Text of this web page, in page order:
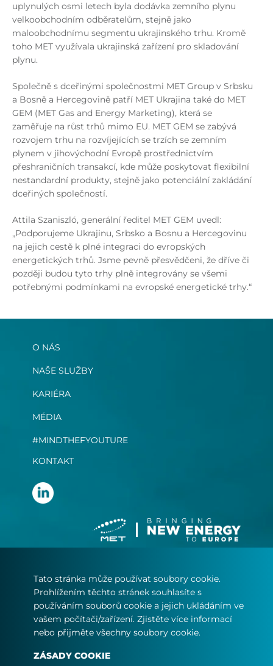
uplynulých osmi letech byla dodávka zemního plynu
velkoobchodním odběratelům, stejně jako
maloobchodnímu segmentu ukrajinského trhu. Kromě
toho MET využívala ukrajinská zařízení pro skladování
plynu.
Společně s dceřinými společnostmi MET Group v Srbsku
a Bosně a Hercegovině patří MET Ukrajina také do MET
GEM (MET Gas and Energy Marketing), která se
zaměřuje na růst trhů mimo EU. MET GEM se zabývá
rozvojem trhu na rozvíjejících se trzích se zemním
plynem v jihovýchodní Evropě prostřednictvím
přeshraničních transakcí, kde může poskytovat flexibilní
nestandardní produkty, stejně jako potenciální zakládání
dceřiných společností.
Attila Szaniszló, generální ředitel MET GEM uvedl:
„Podporujeme Ukrajinu, Srbsko a Bosnu a Hercegovinu
na jejich cestě k plné integraci do evropských
energetických trhů. Jsme pevně přesvědčeni, že dříve či
později budou tyto trhy plně integrovány se všemi
potřebnými podmínkami na evropské energetické trhy.“
O NÁS
NAŠE SLUŽBY
KARIÉRA
MÉDIA
#MINDTHEFYOUTURE
KONTAKT
PODMÍNKY POUŽÍVÁNÍ
PROHLÁŠENÍ O OCHRANĚ SOUKROMÍ
ZÁSADY COOKIE
MET.com - All rights reserved.
Tato stránka může používat soubory cookie.
Prohlížením těchto stránek souhlasíte s
používáním souborů cookie a jejich ukládáním ve
vašem počítači/zařízení. Zjistěte více informací
nebo přijměte všechny soubory cookie.
ZÁSADY COOKIE